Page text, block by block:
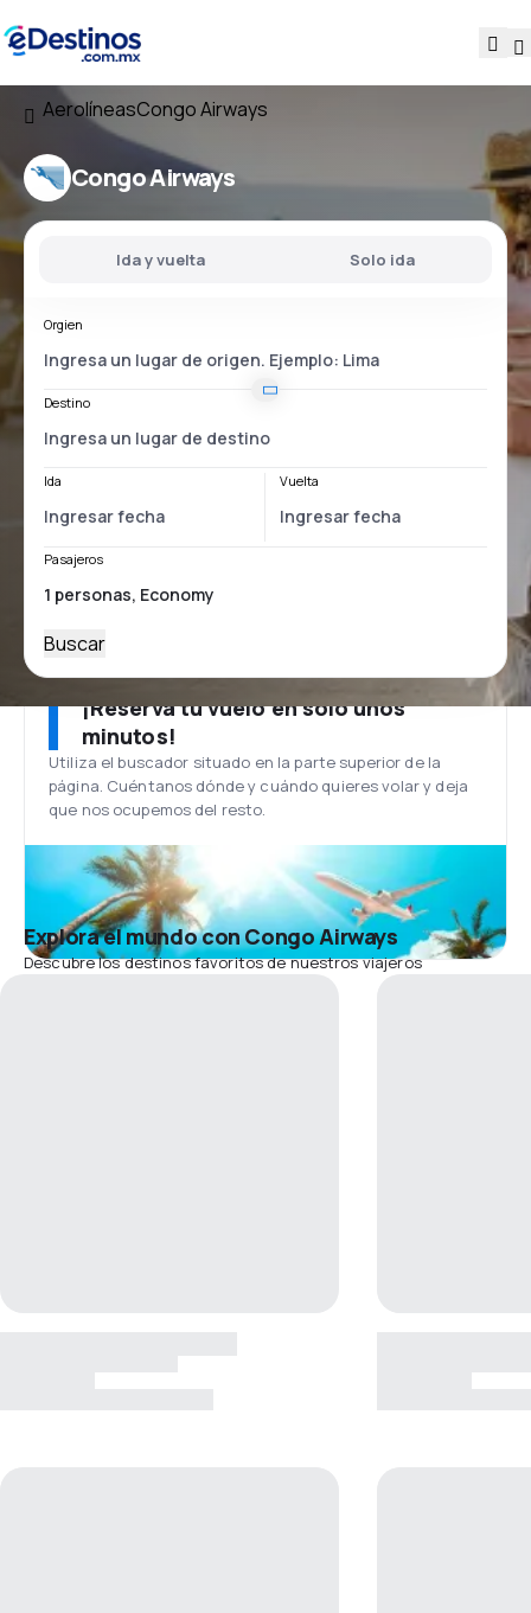
AerolíneasCongo Airways
Congo Airways
Ida y vuelta Solo ida
Orgien
Destino
Ida Vuelta
Pasajeros
Buscar
¡Reserva tu vuelo en solo unos
minutos!
Utiliza el buscador situado en la parte superior de la
página. Cuéntanos dónde y cuándo quieres volar y deja
que nos ocupemos del resto.
Explora el mundo con Congo Airways
Descubre los destinos favoritos de nuestros viajeros